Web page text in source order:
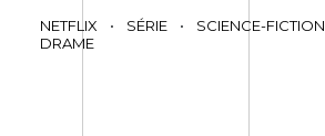
NETFLIX • SÉRIE • SCIENCE-FICTION
DRAME